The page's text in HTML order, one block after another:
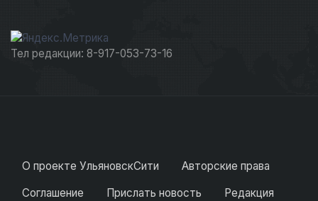
Тел редакции: 8-917-053-73-16
О проекте УльяновскСити
Авторские права
Соглашение
Прислать новость Редакция